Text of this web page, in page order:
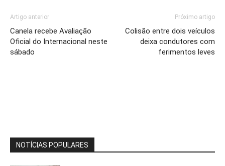
Artigo anterior
Canela recebe Avaliação
Oficial do Internacional neste
sábado
Próximo artigo
Colisão entre dois veículos
deixa condutores com
ferimentos leves
NOTÍCIAS POPULARES